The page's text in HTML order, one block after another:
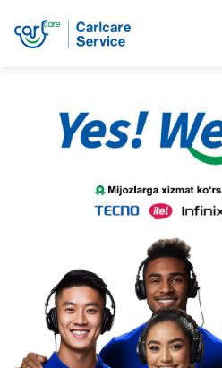
Service